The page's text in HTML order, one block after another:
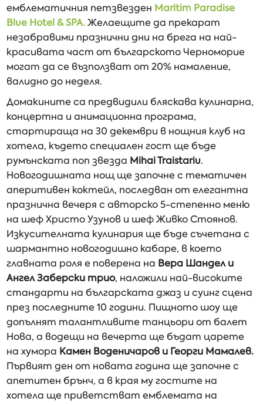
емблематичния петзвезден Maritim Paradise
Blue Hotel & SPA.Желаещите да прекарат
незабравими празнични дни на брега на най-
красивата част от българското Черноморие
могат да се възползват от 20% намаление,
валидно до неделя.
Домакините са предвидили бляскава кулинарна,
концертна и анимационна програма,
стартираща на 30 декември в нощния клуб на
хотела, където специален гост ще бъде
румънската поп звезда Mihai Traistariu.
Новогодишната нощ ще започне с тематичен
аперитивен коктейл, последван от елегантна
празнична вечеря с авторско 5-степенно меню
на шеф Христо Узунов и шеф Живко Стоянов.
Изкусителната кулинария ще бъде съчетана с
шармантно новогодишно кабаре, в което
главната роля е поверена на Вера Шандел и
Ангел Заберски трио, наложили най-високите
стандарти на българската джаз и суинг сцена
през последните 10 години. Пищното шоу ще
допълнят талантливите танцьори от балет
Нова, а водещи на вечерта ще бъдат царете
на хумора Камен Воденичаров и Георги Мамалев.
Първият ден от новата година ще започне с
апетитен брънч, а в края му гостите на
хотела ще приветстват емблемата на